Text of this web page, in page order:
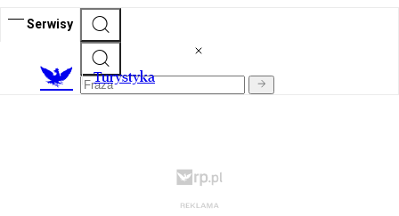
Serwisy
Turystyka